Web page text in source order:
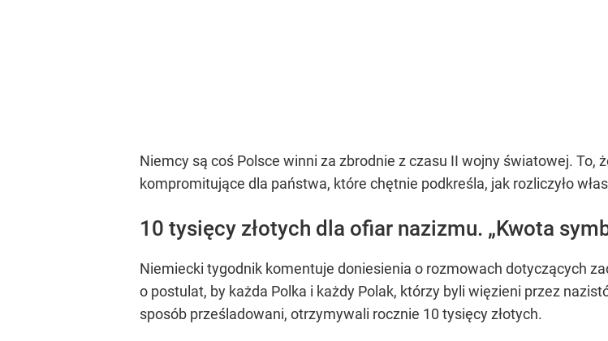
Niemcy są coś Polsce winni za zbrodnie z czasu II wojny światowej. To,
kompromitujące dla państwa, które chętnie podkreśla, jak rozliczyło
10 tysięcy złotych dla ofiar nazizmu. „Kwota
Niemiecki tygodnik komentuje doniesienia o rozmowach dotyczących
o postulat, by każda Polka i każdy Polak, którzy byli więzieni przez
sposób prześladowani, otrzymywali rocznie 10 tysięcy złotych.